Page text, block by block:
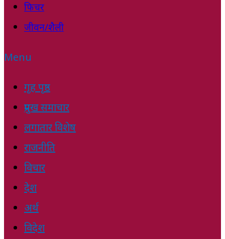
फिचर
जीवन/शैली
Menu
गृह पृष्ठ
प्रमुख समाचार
लगातार विशेष
राजनीति
विचार
देश
अर्थ
विदेश